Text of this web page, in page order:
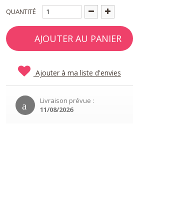
QUANTITÉ
AJOUTER AU PANIER
Ajouter à ma liste d'envies
Livraison prévue :
11/08/2026